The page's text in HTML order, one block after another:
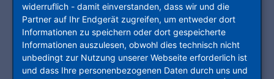
widerruflich - damit einverstanden, dass wir und die
Partner auf Ihr Endgerät zugreifen, um entweder dort
Informationen zu speichern oder dort gespeicherte
Informationen auszulesen, obwohl dies technisch nicht
unbedingt zur Nutzung unserer Webseite erforderlich ist
und dass Ihre personenbezogenen Daten durch uns und